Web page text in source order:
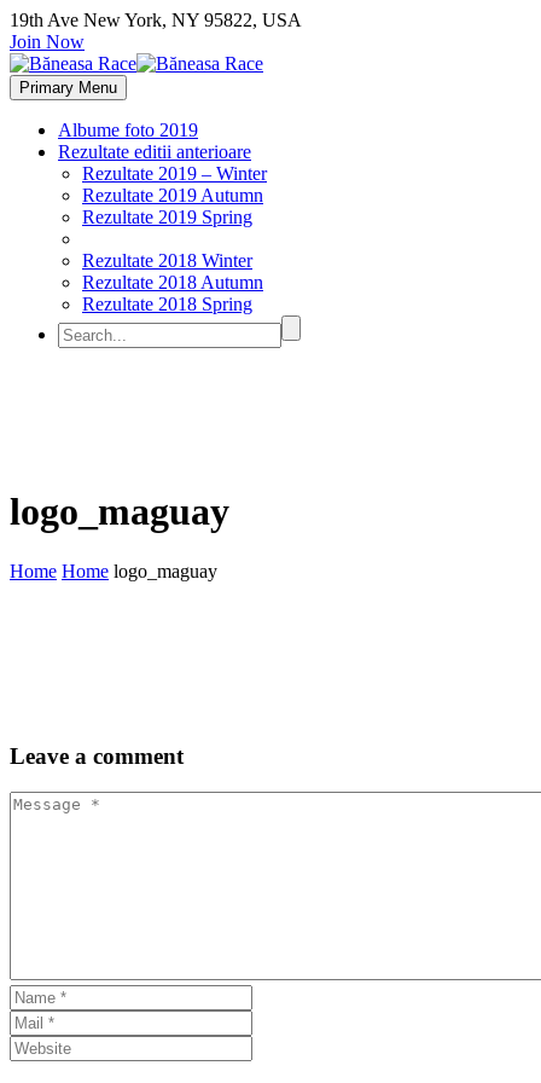
19th Ave New York, NY 95822, USA
Join Now
Primary Menu
Albume foto 2019
Rezultate editii anterioare
Rezultate 2019 – Winter
Rezultate 2019 Autumn
Rezultate 2019 Spring
Rezultate 2018 Winter
Rezultate 2018 Autumn
Rezultate 2018 Spring
logo_maguay
Home Home logo_maguay
Leave a comment